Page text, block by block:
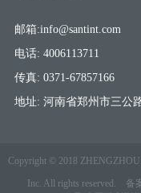
邮箱:info@santint.com
电话: 4006113711
传真: 0371-67857166
地址: 河南省郑州市三公
Copyright © 2018
Inc. All rights reserved.
备